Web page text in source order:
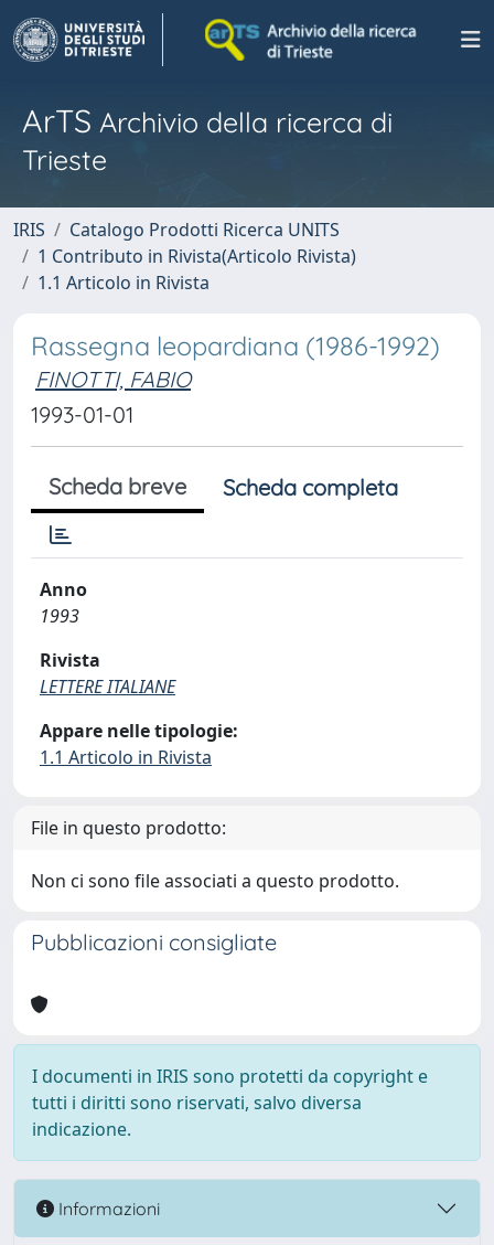
ArTS Archivio della ricerca di
Trieste
IRIS
Catalogo Prodotti Ricerca UNITS
1 Contributo in Rivista(Articolo Rivista)
1.1 Articolo in Rivista
Rassegna leopardiana (1986-1992)
FINOTTI, FABIO
1993-01-01
Scheda breve Scheda completa
Anno
1993
Rivista
LETTERE ITALIANE
Appare nelle tipologie:
1.1 Articolo in Rivista
File in questo prodotto:
Non ci sono file associati a questo prodotto.
Pubblicazioni consigliate
I documenti in IRIS sono protetti da copyright e
tutti i diritti sono riservati, salvo diversa
indicazione.
Informazioni